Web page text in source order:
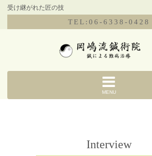
受け継がれた匠の技
TEL:06-6338-0428
MENU
Interview